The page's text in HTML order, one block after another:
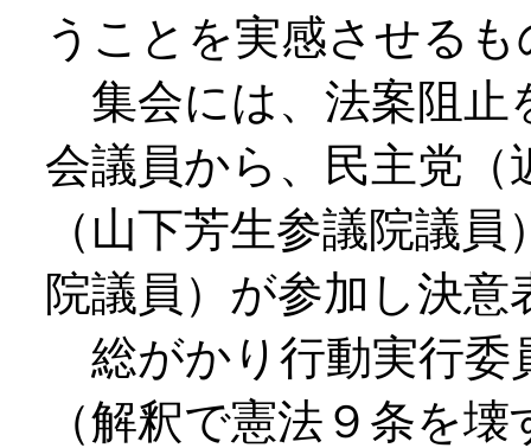
うことを実感させる
集会には、法案阻止
会議員から、民主党（
（山下芳生参議院議
院議員）が参加し決
総がかり行動実行委
（解釈で憲法９条を